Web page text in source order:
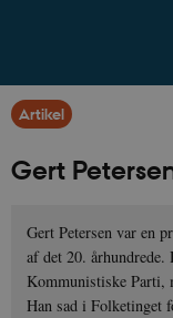
Artikel
Gert
Gert Petersen var en
af det 20.
Kommunistiske Parti,
Han sad i Folketinget